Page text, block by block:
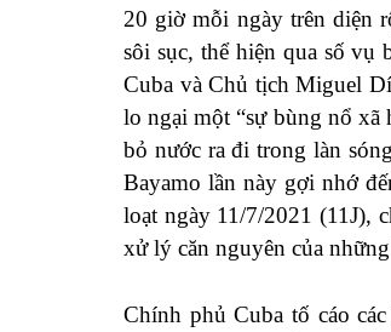
20 giờ mỗi ngày trên diện
sôi sục, thể hiện qua số vụ
Cuba và Chủ tịch Miguel
lo ngại một “sự bùng nổ xã
bỏ nước ra đi trong làn
Bayamo lần này gợi nhớ
loạt ngày 11/7/2021 (11J),
xử lý căn nguyên của
Chính phủ Cuba tố cáo